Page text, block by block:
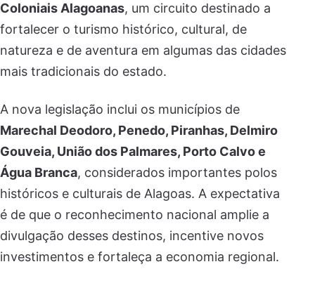
Coloniais Alagoanas, um circuito destinado a
fortalecer o turismo histórico, cultural, de
natureza e de aventura em algumas das cidades
mais tradicionais do estado.
A nova legislação inclui os municípios de
Marechal Deodoro, Penedo, Piranhas, Delmiro
Gouveia, União dos Palmares, Porto Calvo e
Água Branca, considerados importantes polos
históricos e culturais de Alagoas. A expectativa
é de que o reconhecimento nacional amplie a
divulgação desses destinos, incentive novos
investimentos e fortaleça a economia regional.